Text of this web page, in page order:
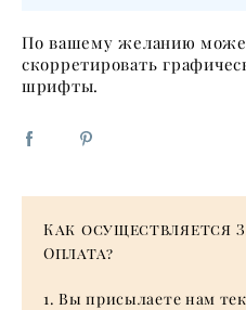
По вашему желанию
скорретировать
шрифты.
Как осуществляется
Оплата?
1. Вы присылаете нам